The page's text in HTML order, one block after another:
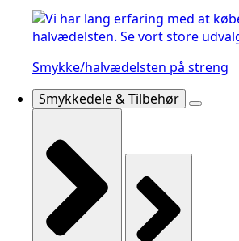
Smykke/halvædelsten på streng
Smykkedele & Tilbehør